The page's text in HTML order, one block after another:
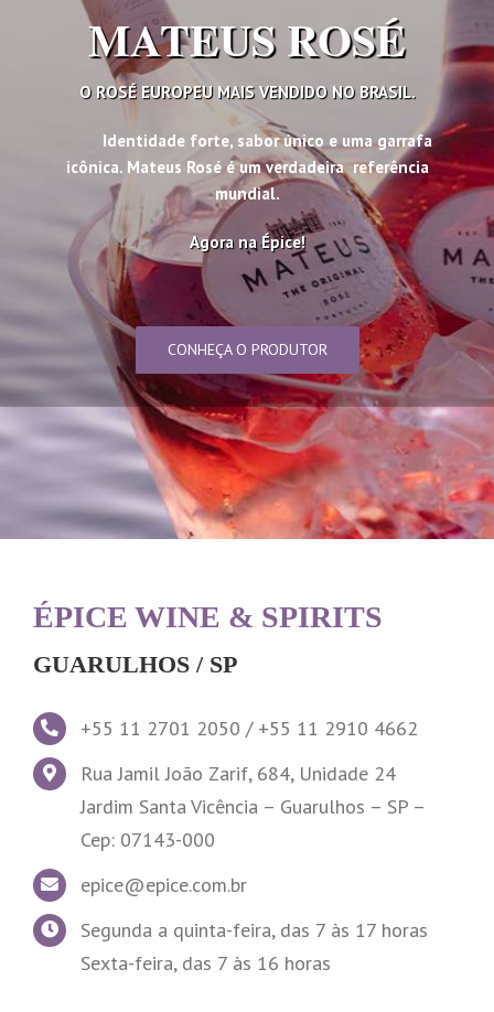
MATEUS ROSÉ
O ROSÉ EUROPEU MAIS VENDIDO NO BRASIL.
Identidade forte, sabor único e uma garrafa
icônica. Mateus Rosé é um verdadeira referência
mundial.
Agora na Épice!
CONHEÇA O PRODUTOR
ÉPICE WINE & SPIRITS
GUARULHOS / SP
+55 11 2701 2050 / +55 11 2910 4662
Rua Jamil João Zarif, 684, Unidade 24
Jardim Santa Vicência – Guarulhos – SP –
Cep: 07143-000
epice@epice.com.br
Segunda a quinta-feira, das 7 às 17 horas
Sexta-feira, das 7 às 16 horas